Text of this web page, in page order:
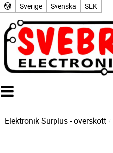
Sverige Svenska SEK
Elektronik Surplus - överskott